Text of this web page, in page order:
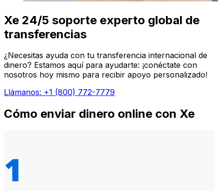
Xe 24/5 soporte experto global de
transferencias
¿Necesitas ayuda con tu transferencia internacional de
dinero? Estamos aquí para ayudarte: ¡conéctate con
nosotros hoy mismo para recibir apoyo personalizado!
Llámanos: +1 (800) 772-7779
Cómo enviar dinero online con Xe